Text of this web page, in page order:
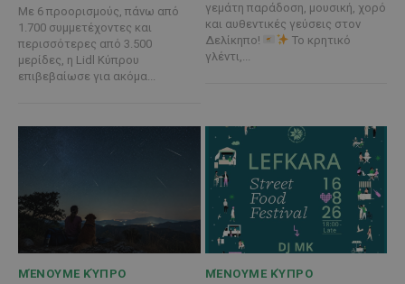
Με 6 προορισμούς, πάνω από
1.700 συμμετέχοντες και
περισσότερες από 3.500
μερίδες, η Lidl Κύπρου
επιβεβαίωσε για ακόμα...
γεμάτη παράδοση, μουσική, χορό
και αυθεντικές γεύσεις στον
Δελίκηπο!
Το κρητικό
γλέντι,...
ΜΈΝΟΥΜΕ ΚΎΠΡΟ ΜΈΝΟΥΜΕ ΚΎΠΡΟ